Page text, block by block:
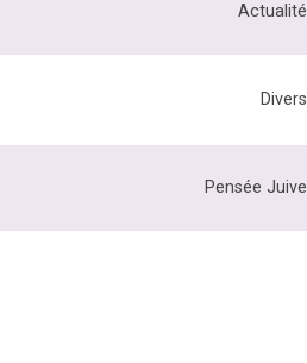
Actualité
Divers
Pensée Juive